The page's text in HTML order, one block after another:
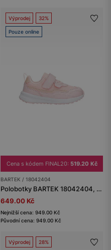
Výprodej 32%
Pouze online
Cena s kódem FINAL20: 519.20 Kč
BARTEK / 18042404
Polobotky BARTEK 18042404, pro dívky, světle růžové
649.00 Kč
Nejnižší cena: 949.00 Kč
Původní cena: 949.00 Kč
Výprodej 28%